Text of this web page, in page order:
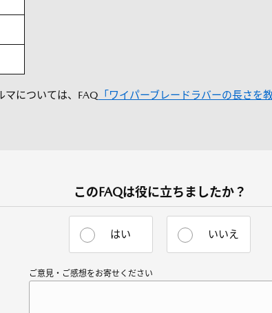
マについては、FAQ 「ワイパーブレードラバーの長さを
このFAQは役に立ちましたか？
はい いいえ
ご意見・ご感想をお寄せください